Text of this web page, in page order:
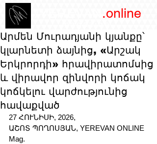
.online
Արմեն Մուրադյանի կյանքը՝
կլարնետի ձայնից, «Արշակ
Երկրորդի» հրավիրատոմսից
և վիրավոր զինվորի կոճակ
կոճկելու վարժությունից
հավաքված
27 ՀՈՒՆԻՍԻ, 2026,
ԱՇՈՏ ՊՈՂՈՍՅԱՆ, YEREVAN ONLINE
Mag.